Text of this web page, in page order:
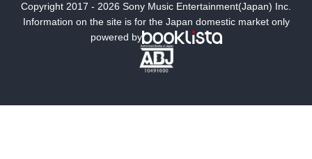
ミステリー SF
文学
Copyright 2017 - 2026 Sony Music Entertainment(Japan) Inc.
Information on the site is for the Japan domestic market only
powered by